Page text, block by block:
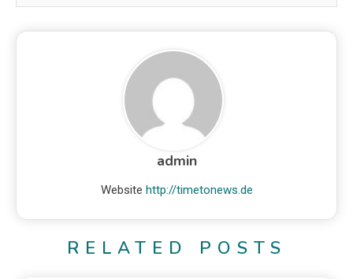
admin
Website http://timetonews.de
RELATED POSTS